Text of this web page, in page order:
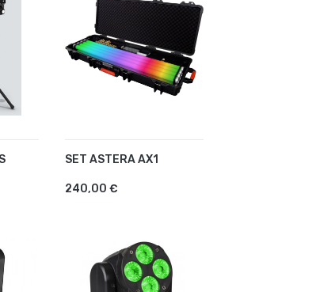
SET ASTERA AX1
240,00 €
AJOUTER AU PANIER